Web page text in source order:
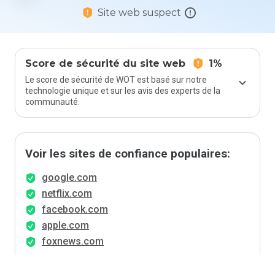
Site web suspect
Score de sécurité du site web 1%
Le score de sécurité de WOT est basé sur notre
technologie unique et sur les avis des experts de la
communauté.
Voir les sites de confiance populaires:
google.com
netflix.com
facebook.com
apple.com
foxnews.com